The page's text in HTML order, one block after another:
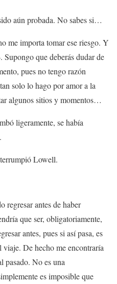
aún probada. No sabes si…
importa tomar ese riesgo. Y
que deberás dudar de
pues no tengo razón
solo lo hago por amor a la
algunos sitios y momentos…
ligeramente, se había
Lowell.
antes de haber
que ser, obligatoriamente,
antes, pues si así pasa, es
viaje. De hecho me encontraría
pasado. No es una
es imposible que